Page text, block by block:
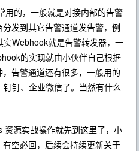
用的，一般就是对接内部的告警
发到其它告警通道发告警，例
Webhook就是告警转发器，一
的实现就由小伙伴自己根据
告警通道还有很多，一般用的
钉、企业微信了。当然有什么
源实战操作就先到这里了，小
空必回，后续会持续更新关于